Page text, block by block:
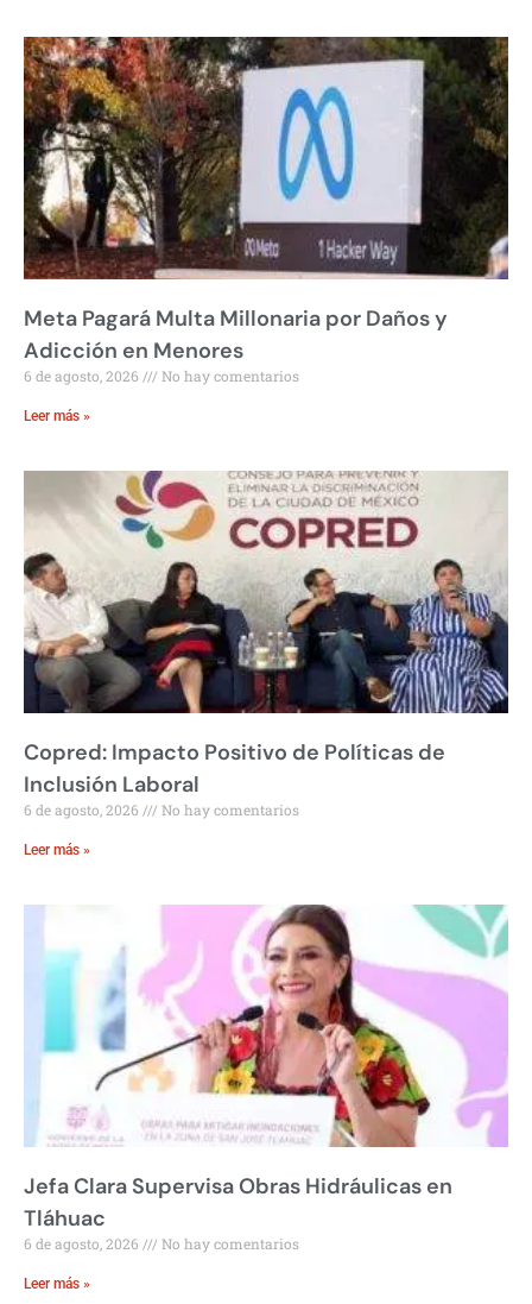
Meta Pagará Multa Millonaria por Daños y
Adicción en Menores
6 de agosto, 2026 No hay comentarios
Leer más »
Copred: Impacto Positivo de Políticas de
Inclusión Laboral
6 de agosto, 2026 No hay comentarios
Leer más »
Jefa Clara Supervisa Obras Hidráulicas en
Tláhuac
6 de agosto, 2026 No hay comentarios
Leer más »